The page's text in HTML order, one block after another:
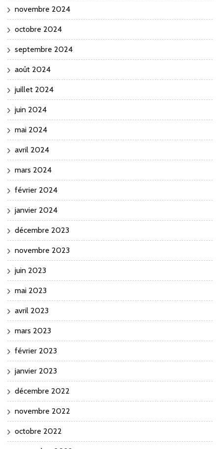
novembre 2024
octobre 2024
septembre 2024
août 2024
juillet 2024
juin 2024
mai 2024
avril 2024
mars 2024
février 2024
janvier 2024
décembre 2023
novembre 2023
juin 2023
mai 2023
avril 2023
mars 2023
février 2023
janvier 2023
décembre 2022
novembre 2022
octobre 2022